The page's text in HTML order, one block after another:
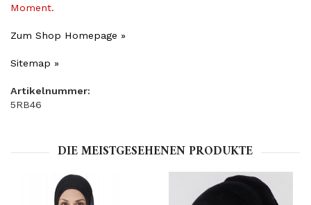
Moment.
Zum Shop Homepage »
Sitemap »
Artikelnummer:
5RB46
DIE MEISTGESEHENEN PRODUKTE